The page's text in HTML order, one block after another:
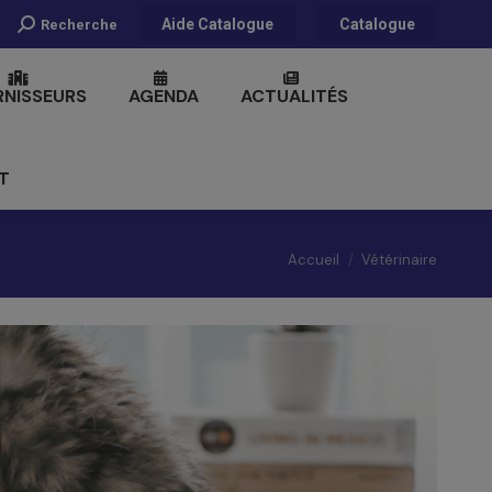
Recherche
Recherche Aide Catalogue Catalogue
AGENDA ACTUALITÉS
Vous êtes ici :
Accueil Vétérinaire